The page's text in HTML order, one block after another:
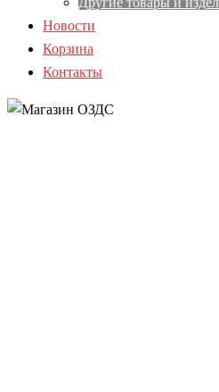
Новости
Корзина
Контакты